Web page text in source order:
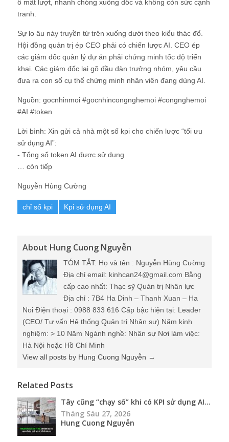
ô mất lượt, nhanh chóng xuống dốc và không còn sức cạnh
tranh.
Sự lo âu này truyền từ trên xuống dưới theo kiểu thác đổ.
Hội đồng quản trị ép CEO phải có chiến lược AI. CEO ép
các giám đốc quản lý dự án phải chứng minh tốc độ triển
khai. Các giám đốc lại gõ đầu dàn trưởng nhóm, yêu cầu
đưa ra con số cụ thể chứng minh nhân viên đang dùng AI.
Nguồn: gocnhinmoi #gocnhincongnghemoi #congnghemoi
#AI #token
Lời bình: Xin gửi cả nhà một số kpi cho chiến lược “tối ưu
sử dụng AI”:
- Tổng số token AI được sử dụng
… còn tiếp
Nguyễn Hùng Cường
chỉ số kpi Kpi sử dụng AI
About Hung Cuong Nguyễn
TÓM TẮT: Họ và tên : Nguyễn Hùng Cường
Địa chỉ email: kinhcan24@gmail.com Bằng
cấp cao nhất: Thạc sỹ Quản trị Nhân lực
Địa chỉ : 7B4 Ha Dinh – Thanh Xuan – Ha
Noi Điện thoại : 0988 833 616 Cấp bậc hiện tại: Leader
(CEO/ Tư vấn Hệ thống Quản trị Nhân sự) Năm kinh
nghiệm: > 10 Năm Ngành nghề: Nhân sự Nơi làm việc:
Hà Nội hoặc Hồ Chí Minh
View all posts by Hung Cuong Nguyễn →
Related Posts
Tây cũng “chạy số” khi có KPI sử dụng AI...
Tháng Sáu 27, 2026
Hung Cuong Nguyễn